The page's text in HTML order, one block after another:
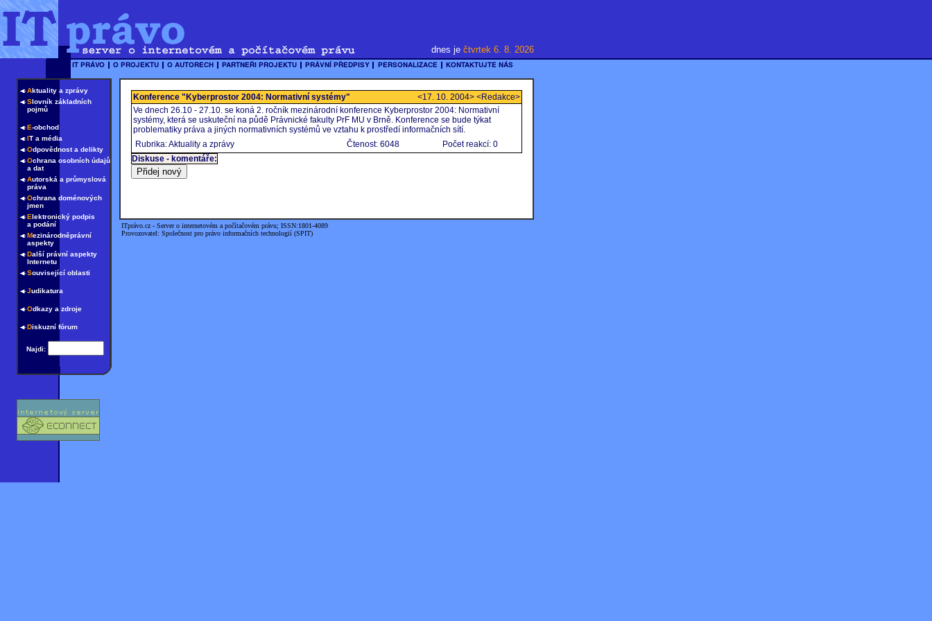
dnes je čtvrtek 6. 8. 2026
Aktuality a zprávy
Slovník základních
pojmů
E-obchod
IT a média
Odpovědnost a delikty
Ochrana osobních údajů
a dat
Autorská a průmyslová
práva
Ochrana doménových
jmen
Elektronický podpis
a podání
Mezinárodněprávní
aspekty
Další právní aspekty
Internetu
Související oblasti
Judikatura
Odkazy a zdroje
Diskuzní fórum
Najdi:
Konference "Kyberprostor 2004: Normativní systémy"
<17. 10. 2004> <Redakce>
Ve dnech 26.10 - 27.10. se koná 2. ročník mezinárodní konference Kyberprostor 2004: Normativní
systémy, která se uskuteční na půdě Právnické fakulty PrF MU v Brně. Konference se bude týkat
problematiky práva a jiných normativních systémů ve vztahu k prostředí informačních sítí.
Rubrika: Aktuality a zprávy
Čtenost: 6048
Počet reakcí: 0
Diskuse - komentáře:
ITprávo.cz - Server o internetovém a počítačovém právu; ISSN:1801-4089
Provozovatel: Společnost pro právo informačních technologií (SPIT)